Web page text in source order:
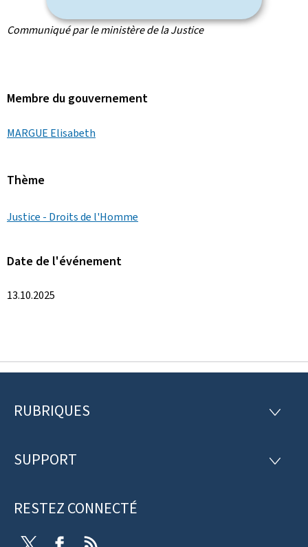
Communiqué par le ministère de la Justice
Membre du gouvernement
MARGUE Elisabeth
Thème
Justice - Droits de l'Homme
Date de l'événement
13.10.2025
P
e
d
e
RUBRIQUES
R
R
SUPPORT
S
RESTEZ CONNECTÉ